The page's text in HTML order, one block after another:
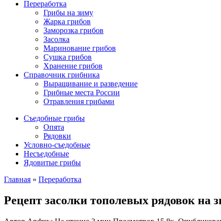
Переработка
Грибы на зиму
Жарка грибов
Заморозка грибов
Засолка
Маринование грибов
Сушка грибов
Хранение грибов
Справочник грибника
Выращивание и разведение
Грибные места России
Отравления грибами
Съедобные грибы
Опята
Рядовки
Условно-съедобные
Несъедобные
Ядовитые грибы
Главная » Переработка
Рецепт засолки тополевых рядовок на